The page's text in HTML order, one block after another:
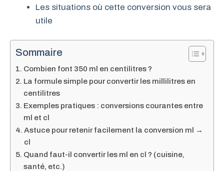
Les situations où cette conversion vous sera
utile
Sommaire
Combien font 350 ml en centilitres ?
La formule simple pour convertir les millilitres en
centilitres
Exemples pratiques : conversions courantes entre
ml et cl
Astuce pour retenir facilement la conversion ml →
cl
Quand faut-il convertir les ml en cl ? (cuisine,
santé, etc.)